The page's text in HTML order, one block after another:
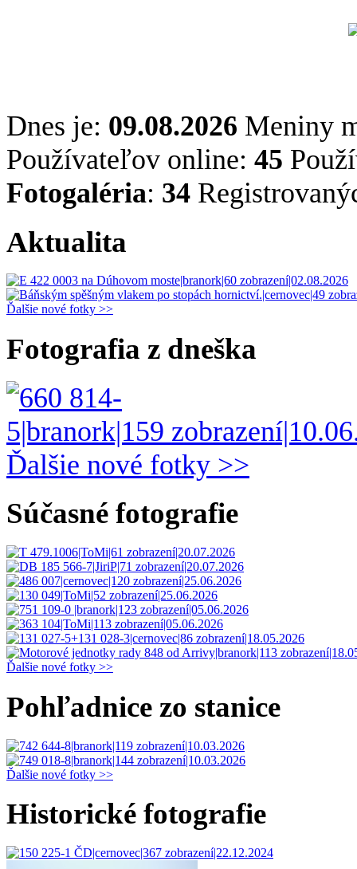
Dnes je: 09.08.2026 Meniny
Používateľov online: 45
Fotogaléria: 34
Aktualita
Ďalšie nové fotky >>
Fotografia z dneška
Ďalšie nové fotky >>
Súčasné fotografie
Ďalšie nové fotky >>
Pohľadnice zo stanice
Ďalšie nové fotky >>
Historické fotografie